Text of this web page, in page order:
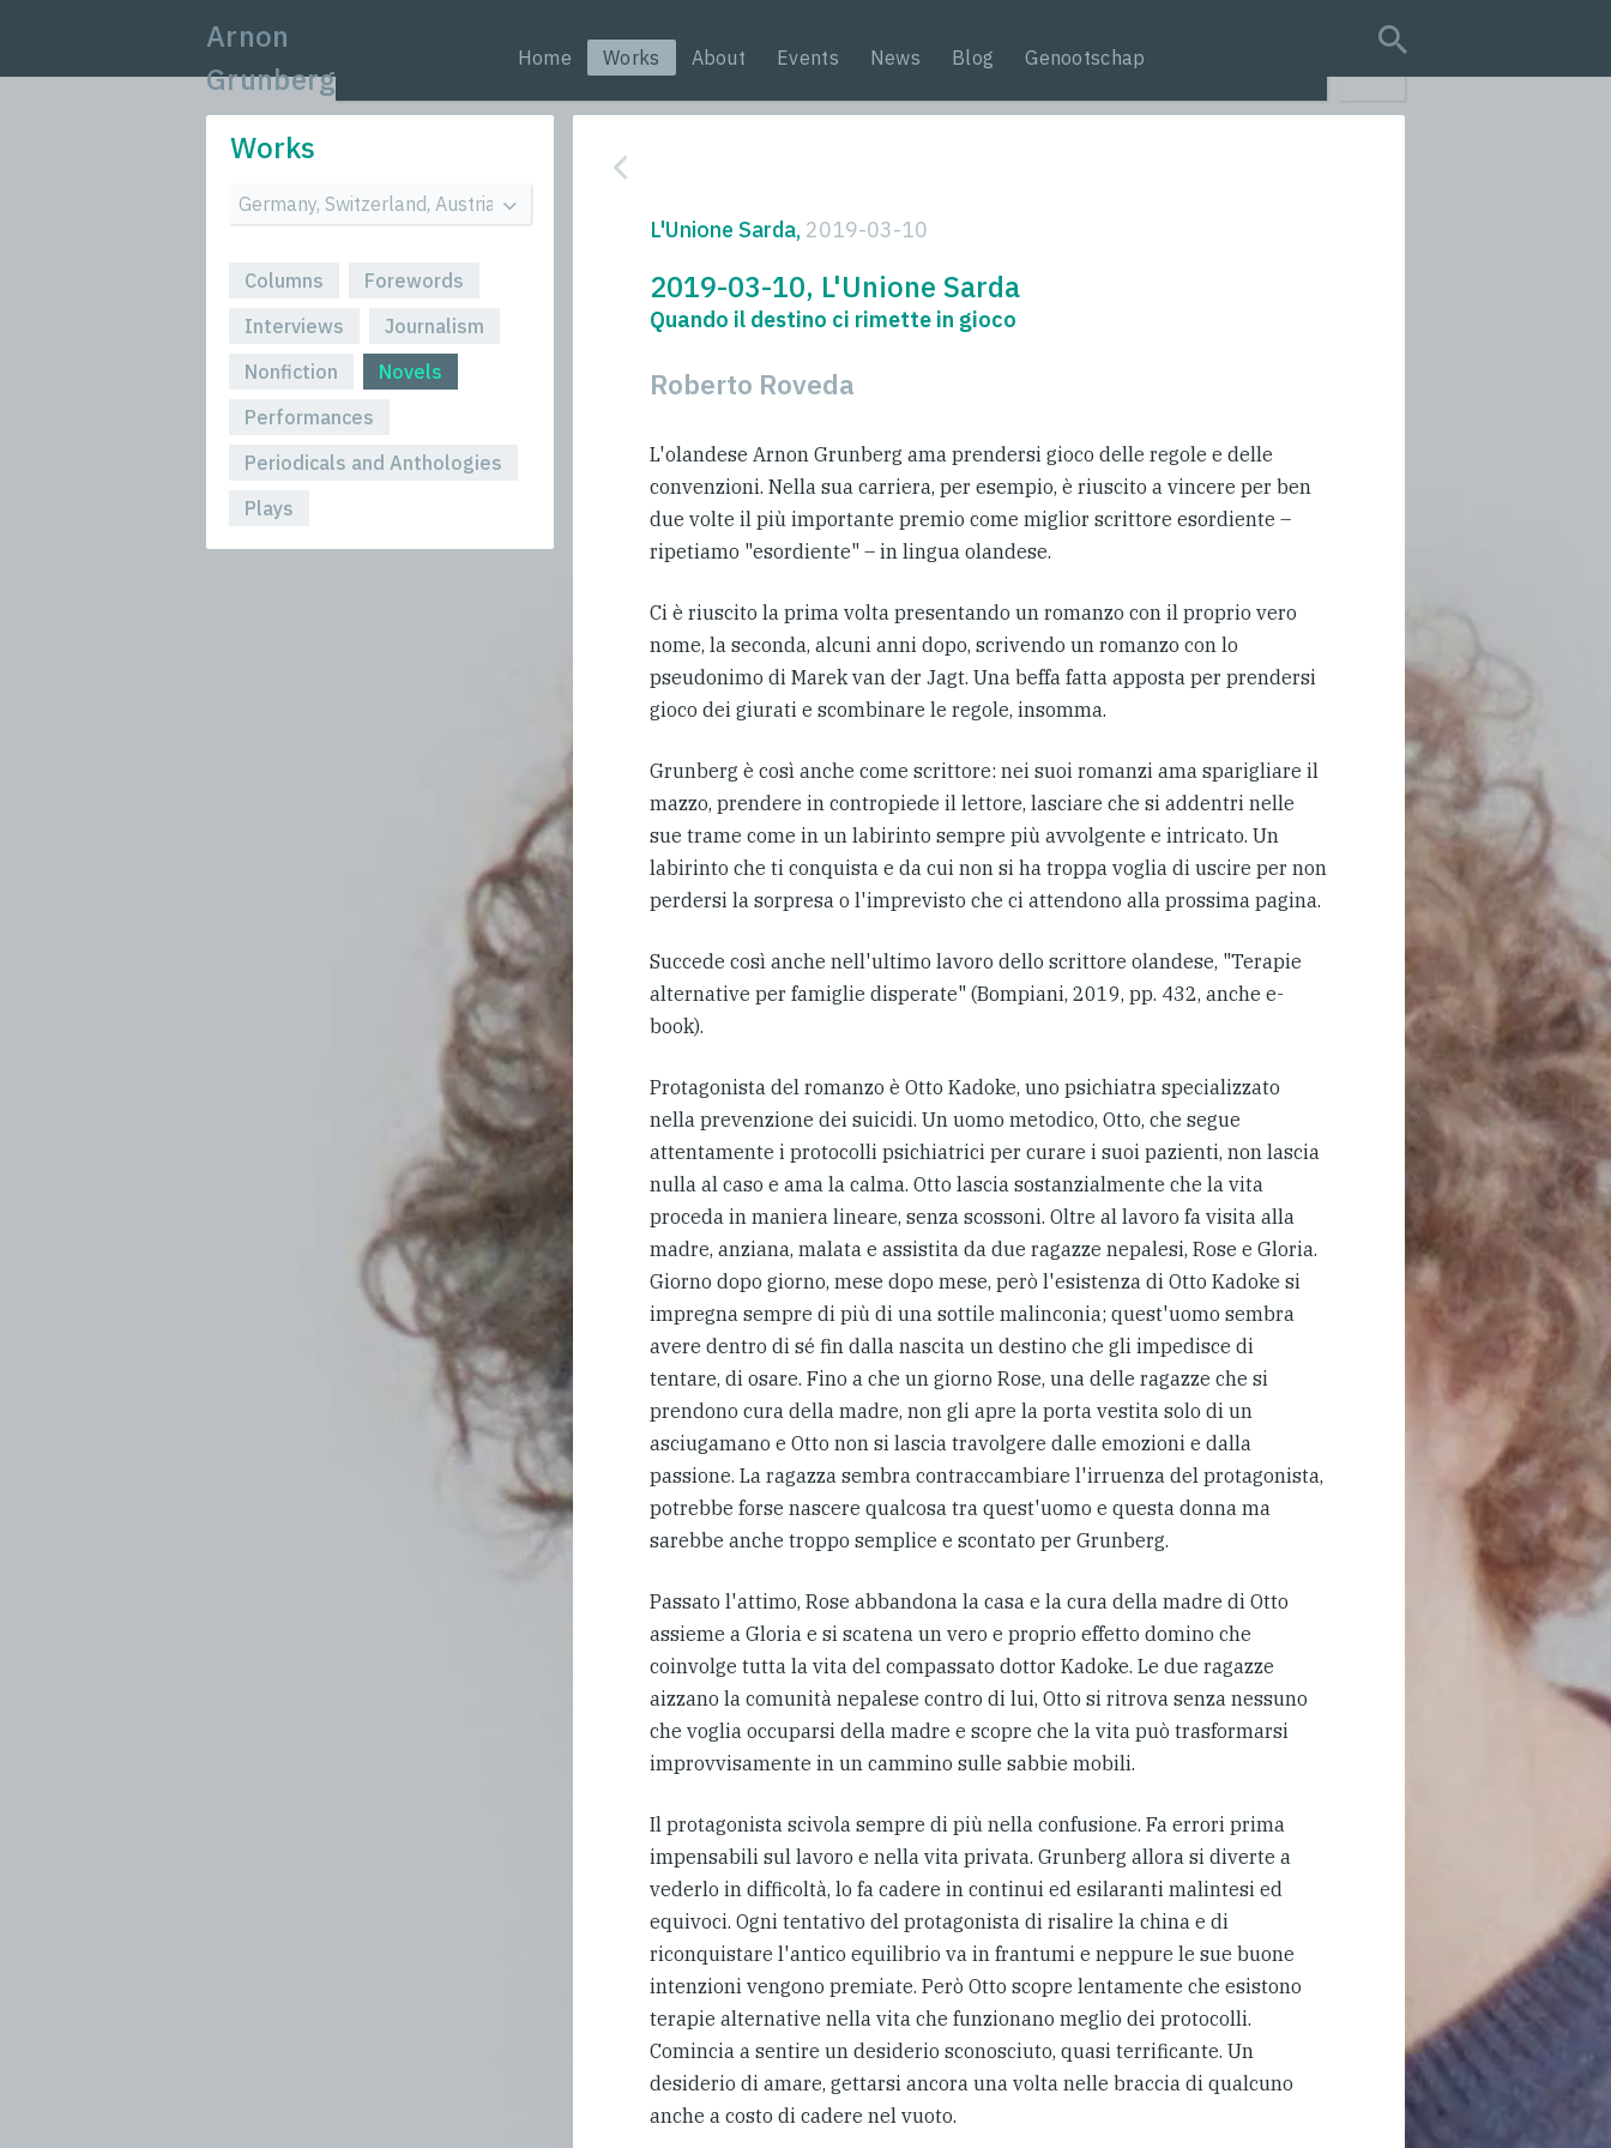
Arnon
Grunberg
Home Works About Events News Blog Genootschap
search query
Works
Columns
Forewords
Interviews
Journalism
Nonfiction
Novels
Performances
Periodicals and Anthologies
Plays
L'Unione Sarda, 2019-03-10
2019-03-10, L'Unione Sarda
Quando il destino ci rimette in gioco
Roberto Roveda
L'olandese Arnon Grunberg ama prendersi gioco delle regole e delle
convenzioni. Nella sua carriera, per esempio, è riuscito a vincere per ben
due volte il più importante premio come miglior scrittore esordiente –
ripetiamo "esordiente" – in lingua olandese.
Ci è riuscito la prima volta presentando un romanzo con il proprio vero
nome, la seconda, alcuni anni dopo, scrivendo un romanzo con lo
pseudonimo di Marek van der Jagt. Una beffa fatta apposta per prendersi
gioco dei giurati e scombinare le regole, insomma.
Grunberg è così anche come scrittore: nei suoi romanzi ama sparigliare il
mazzo, prendere in contropiede il lettore, lasciare che si addentri nelle
sue trame come in un labirinto sempre più avvolgente e intricato. Un
labirinto che ti conquista e da cui non si ha troppa voglia di uscire per non
perdersi la sorpresa o l'imprevisto che ci attendono alla prossima pagina.
Succede così anche nell'ultimo lavoro dello scrittore olandese, "Terapie
alternative per famiglie disperate" (Bompiani, 2019, pp. 432, anche e-
book).
Protagonista del romanzo è Otto Kadoke, uno psichiatra specializzato
nella prevenzione dei suicidi. Un uomo metodico, Otto, che segue
attentamente i protocolli psichiatrici per curare i suoi pazienti, non lascia
nulla al caso e ama la calma. Otto lascia sostanzialmente che la vita
proceda in maniera lineare, senza scossoni. Oltre al lavoro fa visita alla
madre, anziana, malata e assistita da due ragazze nepalesi, Rose e Gloria.
Giorno dopo giorno, mese dopo mese, però l'esistenza di Otto Kadoke si
impregna sempre di più di una sottile malinconia; quest'uomo sembra
avere dentro di sé fin dalla nascita un destino che gli impedisce di
tentare, di osare. Fino a che un giorno Rose, una delle ragazze che si
prendono cura della madre, non gli apre la porta vestita solo di un
asciugamano e Otto non si lascia travolgere dalle emozioni e dalla
passione. La ragazza sembra contraccambiare l'irruenza del protagonista,
potrebbe forse nascere qualcosa tra quest'uomo e questa donna ma
sarebbe anche troppo semplice e scontato per Grunberg.
Passato l'attimo, Rose abbandona la casa e la cura della madre di Otto
assieme a Gloria e si scatena un vero e proprio effetto domino che
coinvolge tutta la vita del compassato dottor Kadoke. Le due ragazze
aizzano la comunità nepalese contro di lui, Otto si ritrova senza nessuno
che voglia occuparsi della madre e scopre che la vita può trasformarsi
improvvisamente in un cammino sulle sabbie mobili.
Il protagonista scivola sempre di più nella confusione. Fa errori prima
impensabili sul lavoro e nella vita privata. Grunberg allora si diverte a
vederlo in difficoltà, lo fa cadere in continui ed esilaranti malintesi ed
equivoci. Ogni tentativo del protagonista di risalire la china e di
riconquistare l'antico equilibrio va in frantumi e neppure le sue buone
intenzioni vengono premiate. Però Otto scopre lentamente che esistono
terapie alternative nella vita che funzionano meglio dei protocolli.
Comincia a sentire un desiderio sconosciuto, quasi terrificante. Un
desiderio di amare, gettarsi ancora una volta nelle braccia di qualcuno
anche a costo di cadere nel vuoto.